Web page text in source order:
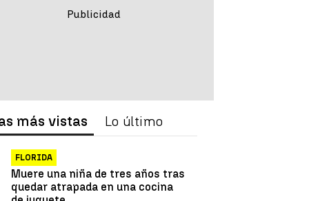
más vistas Lo último
FLORIDA
Muere una niña de tres años tras
quedar atrapada en una cocina